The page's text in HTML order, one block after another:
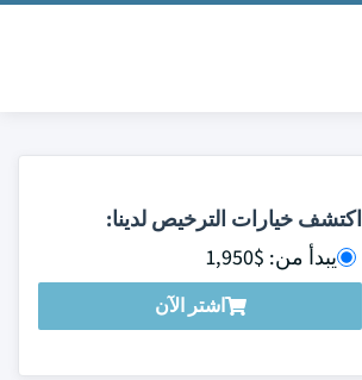
اكتشف خيارات الترخيص لدينا:
يبدأ من: $1,950
اشتر الآن